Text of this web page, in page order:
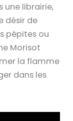
une librairie,
désir de
pépites ou
Morisot
la flamme
dans les